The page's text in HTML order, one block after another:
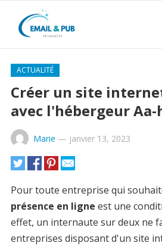
ACTUALITÉ
Créer un site
avec l'hébergeur
Marie — janvier 13, 2023
Pour toute entreprise qui
présence en ligne est une
effet, un internaute sur deux ne
entreprises disposant d'un site